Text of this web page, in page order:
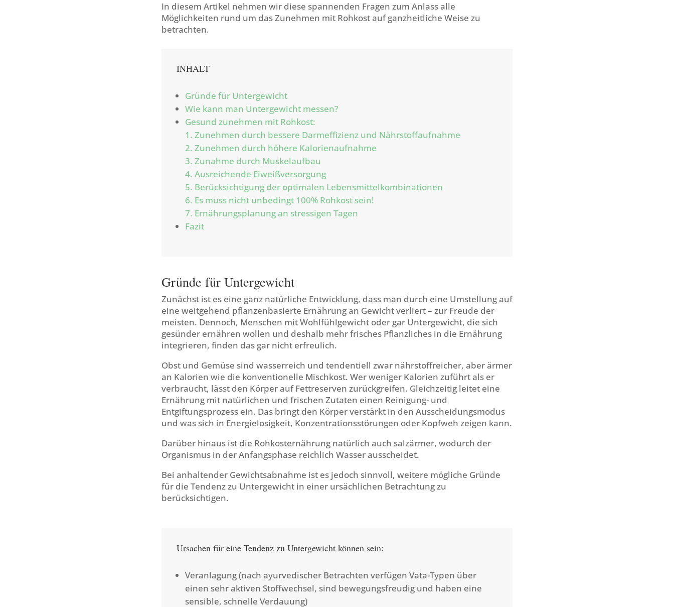
In diesem Artikel nehmen wir diese spannenden Fragen zum Anlass alle
Möglichkeiten rund um das Zunehmen mit Rohkost auf ganzheitliche Weise zu
betrachten.
INHALT
Gründe für Untergewicht
Wie kann man Untergewicht messen?
Gesund zunehmen mit Rohkost:
1. Zunehmen durch bessere Darmeffizienz und Nährstoffaufnahme
2. Zunehmen durch höhere Kalorienaufnahme
3. Zunahme durch Muskelaufbau
4. Ausreichende Eiweißversorgung
5. Berücksichtigung der optimalen Lebensmittelkombinationen
6. Es muss nicht unbedingt 100% Rohkost sein!
7. Ernährungsplanung an stressigen Tagen
Fazit
Gründe für Untergewicht
Zunächst ist es eine ganz natürliche Entwicklung, dass man durch eine Umstellung auf
eine weitgehend pflanzenbasierte Ernährung an Gewicht verliert – zur Freude der
meisten. Dennoch, Menschen mit Wohlfühlgewicht oder gar Untergewicht, die sich
gesünder ernähren wollen und deshalb mehr frisches Pflanzliches in die Ernährung
integrieren, finden das gar nicht erfreulich.
Obst und Gemüse sind wasserreich und tendentiell zwar nährstoffreicher, aber ärmer
an Kalorien wie die konventionelle Mischkost. Wer weniger Kalorien zuführt als er
verbraucht, lässt den Körper auf Fettreserven zurückgreifen. Gleichzeitig leitet eine
Ernährung mit natürlichen und frischen Zutaten einen Reinigung- und
Entgiftungsprozess ein. Das bringt den Körper verstärkt in den Ausscheidungsmodus
und was sich in Energielosigkeit, Konzentrationsstörungen oder Kopfweh zeigen kann.
Darüber hinaus ist die Rohkosternährung natürlich auch salzärmer, wodurch der
Organismus in der Anfangsphase reichlich Wasser ausscheidet.
Bei anhaltender Gewichtsabnahme ist es jedoch sinnvoll, weitere mögliche Gründe
für die Tendenz zu Untergewicht in einer ursächlichen Betrachtung zu
berücksichtigen.
Ursachen für eine Tendenz zu Untergewicht können sein:
Veranlagung (nach ayurvedischer Betrachten verfügen Vata-Typen über
einen sehr aktiven Stoffwechsel, sind bewegungsfreudig und haben eine
sensible, schnelle Verdauung)